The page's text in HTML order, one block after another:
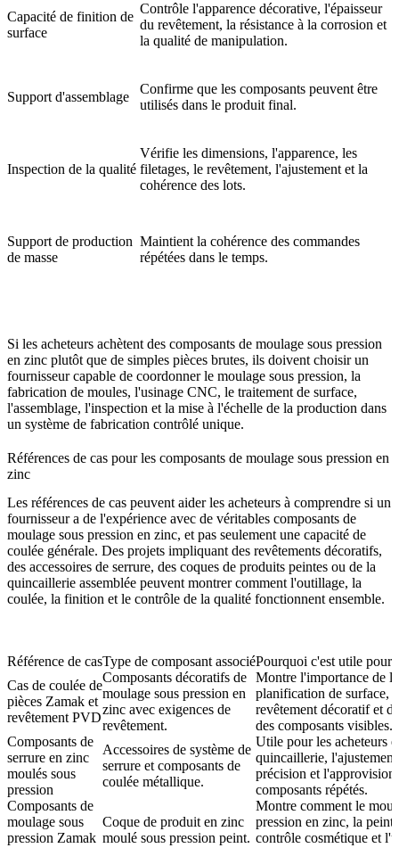
Capacité de finition de
surface
Contrôle l'apparence décorative, l'épaisseur
du revêtement, la résistance à la corrosion et
la qualité de manipulation.
Support d'assemblage
Confirme que les composants peuvent être
utilisés dans le produit final.
Inspection de la qualité
Vérifie les dimensions, l'apparence, les
filetages, le revêtement, l'ajustement et la
cohérence des lots.
Support de production
de masse
Maintient la cohérence des commandes
répétées dans le temps.
Si les acheteurs achètent des composants de moulage sous pression
en zinc plutôt que de simples pièces brutes, ils doivent choisir un
fournisseur capable de coordonner le moulage sous pression, la
fabrication de moules, l'usinage CNC, le traitement de surface,
l'assemblage, l'inspection et la mise à l'échelle de la production dans
un système de fabrication contrôlé unique.
Références de cas pour les composants de moulage sous pression en
zinc
Les références de cas peuvent aider les acheteurs à comprendre si un
fournisseur a de l'expérience avec de véritables composants de
moulage sous pression en zinc, et pas seulement une capacité de
coulée générale. Des projets impliquant des revêtements décoratifs,
des accessoires de serrure, des coques de produits peintes ou de la
quincaillerie assemblée peuvent montrer comment l'outillage, la
coulée, la finition et le contrôle de la qualité fonctionnent ensemble.
Référence de casType de composant associéPourquoi c'est utile pour
Cas de coulée de
pièces Zamak et
revêtement PVD
Composants décoratifs de
moulage sous pression en
zinc avec exigences de
revêtement.
Montre l'importance de la
planification de surface,
revêtement décoratif et
des composants visibles.
Composants de
serrure en zinc
moulés sous
pression
Accessoires de système de
serrure et composants de
coulée métallique.
Utile pour les acheteurs
quincaillerie,
précision et
composants répétés.
Composants de
moulage sous
pression Zamak
Coque de produit en zinc
moulé sous pression peint.
Montre comment le
pression en zinc, la
contrôle cosmétique et